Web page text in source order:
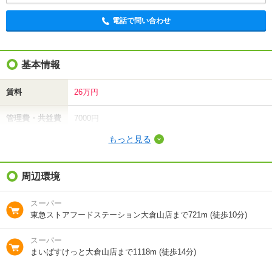
電話で問い合わせ
基本情報
賃料 26万円
管理費・共益費 7000円
礼金（敷引・償
却金）
間取り / 専有面
積
2LDK / 101.52m²
種別 / 構造
もっと見る
周辺環境
スーパー
東急ストアフードステーション大倉山店まで721m (徒歩10分)
スーパー
まいばすけっと大倉山店まで1118m (徒歩14分)